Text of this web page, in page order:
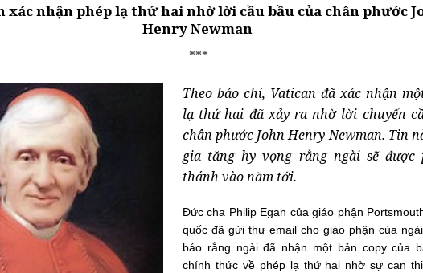
xác nhận phép lạ thứ hai nhờ lời cầu bầu của chân phước
Henry Newman
***
Theo báo chí, Vatican đã xác nhận
lạ thứ hai đã xảy ra nhờ lời chuyển
chân phước John Henry Newman. Tin
gia tăng hy vọng rằng ngài sẽ được
thánh vào năm tới.
Đức cha Philip Egan của giáo phận
quốc đã gửi thư email cho giáo phận của
báo rằng ngài đã nhận một bản copy của
chính thức về phép lạ thứ hai nhờ sự can